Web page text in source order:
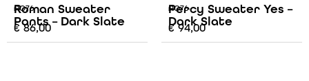
AO76
Roman Sweater
Pants – Dark Slate
€86,00
AO76
Percy Sweater Yes –
Dark Slate
€94,00